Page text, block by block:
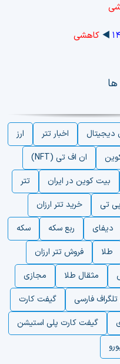
◀️ کاهشی
دیجیتال اخبار تتر
ارز
ان اف تی (NFT)
بیت کوین در ایران
تتر
تی
خرید تتر ارزان
دیفای ربع سکه
سکه
طلا
فروش تتر ارزان
مثقال طلا
مجازی
فارسی
گیفت کارت
گیفت کارت پلی استیشن